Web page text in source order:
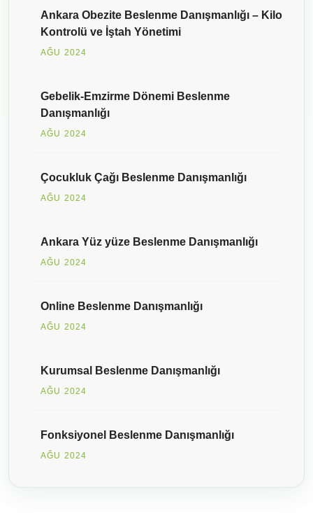
Ankara Obezite Beslenme Danışmanlığı – Kilo
Kontrolü ve İştah Yönetimi
AĞU 2024
Gebelik-Emzirme Dönemi Beslenme
Danışmanlığı
AĞU 2024
Çocukluk Çağı Beslenme Danışmanlığı
AĞU 2024
Ankara Yüz yüze Beslenme Danışmanlığı
AĞU 2024
Online Beslenme Danışmanlığı
AĞU 2024
Kurumsal Beslenme Danışmanlığı
AĞU 2024
Fonksiyonel Beslenme Danışmanlığı
AĞU 2024